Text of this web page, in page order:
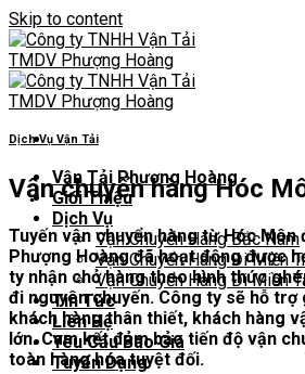
Skip to content
Vận Tải Phượng Hoàng
Giới Thiệu
Dịch Vụ
Vận Chuyển Hàng Bắc Nam
Vận Chuyển Hàng Đi Miền
Vận Chuyển Hàng Đi Miền
Tin Tức
Liên Hệ
Yêu Cầu Báo Giá
Tuyển Dụng
Dịch Vụ Vận Tải
Vận chuyển hàng Hóc
Tuyến vận chuyển hàng từ Hóc Môn
Phượng Hoàng đã hoạt động được
ty nhận chở hàng theo hình thức
đi nguyên chuyến. Công ty sẽ hỗ
khách hàng thân thiết, khách hàng
lớn. Cam kết đảm bảo tiến độ vận
toàn hàng hóa tuyệt đối.